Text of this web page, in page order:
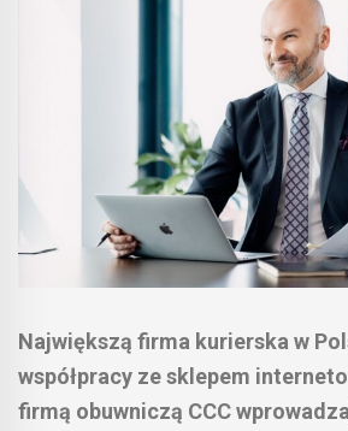
Największą firma kurierska w
współpracy ze sklepem
firmą obuwniczą CCC